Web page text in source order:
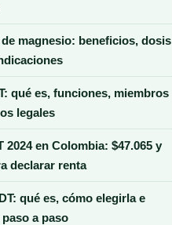
magnesio: beneficios, dosis
qué es, funciones, miembros
legales
2024 en Colombia: $47.065 y
declarar renta
qué es, cómo elegirla e
a paso